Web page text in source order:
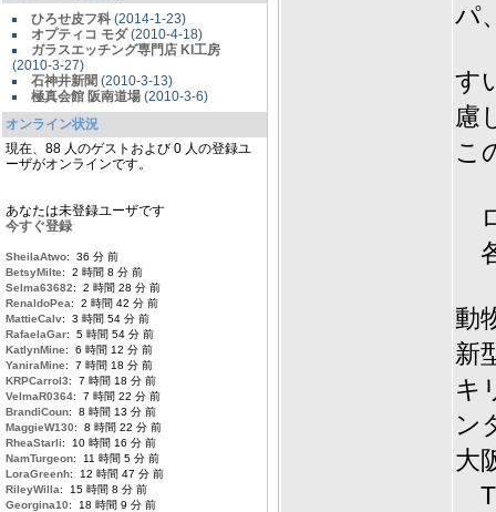
ひろせ皮フ科 (2014-1-23)
オプティコ モダ(2010-4-18)
ガラスエッチング専門店 KI工房
(2010-3-27)
石神井新聞 (2010-3-13)
極真会館 阪南道場 (2010-3-6)
オンライン状況
現在、88 人のゲストおよび 0 人の登録ユ
ーザがオンラインです。
あなたは未登録ユーザです
今すぐ登録
SheilaAtwo: 36 分 前
BetsyMilte: 2 時間 8 分 前
Selma63682: 2 時間 28 分 前
RenaldoPea: 2 時間 42 分 前
MattieCalv: 3 時間 54 分 前
RafaelaGar: 5 時間 54 分 前
KatlynMine: 6 時間 12 分 前
YaniraMine: 7 時間 18 分 前
KRPCarrol3: 7 時間 18 分 前
VelmaR0364: 7 時間 22 分 前
BrandiCoun: 8 時間 13 分 前
MaggieW130: 8 時間 22 分 前
RheaStarli: 10 時間 16 分 前
NamTurgeon: 11 時間 5 分 前
LoraGreenh: 12 時間 47 分 前
RileyWilla: 15 時間 8 分 前
Georgina10: 18 時間 9 分 前
パ
す
慮
こ
動
新
キ
ン
大